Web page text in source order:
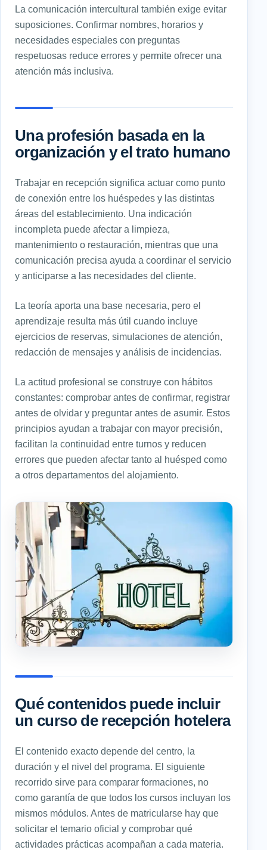
La comunicación intercultural también exige evitar
suposiciones. Confirmar nombres, horarios y
necesidades especiales con preguntas
respetuosas reduce errores y permite ofrecer una
atención más inclusiva.
Una profesión basada en la
organización y el trato humano
Trabajar en recepción significa actuar como punto
de conexión entre los huéspedes y las distintas
áreas del establecimiento. Una indicación
incompleta puede afectar a limpieza,
mantenimiento o restauración, mientras que una
comunicación precisa ayuda a coordinar el servicio
y anticiparse a las necesidades del cliente.
La teoría aporta una base necesaria, pero el
aprendizaje resulta más útil cuando incluye
ejercicios de reservas, simulaciones de atención,
redacción de mensajes y análisis de incidencias.
La actitud profesional se construye con hábitos
constantes: comprobar antes de confirmar, registrar
antes de olvidar y preguntar antes de asumir. Estos
principios ayudan a trabajar con mayor precisión,
facilitan la continuidad entre turnos y reducen
errores que pueden afectar tanto al huésped como
a otros departamentos del alojamiento.
Qué contenidos puede incluir
un curso de recepción hotelera
El contenido exacto depende del centro, la
duración y el nivel del programa. El siguiente
recorrido sirve para comparar formaciones, no
como garantía de que todos los cursos incluyan los
mismos módulos. Antes de matricularse hay que
solicitar el temario oficial y comprobar qué
actividades prácticas acompañan a cada materia.